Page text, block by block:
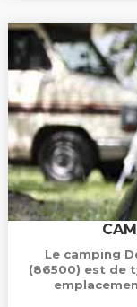
Le camping
(86500) est de